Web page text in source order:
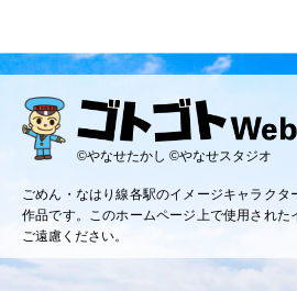
©やなせたかし ©やなせスタジオ
ごめん・なはり線各駅のイメージキャラク
作品です。このホームページ上で使用され
ご遠慮ください。